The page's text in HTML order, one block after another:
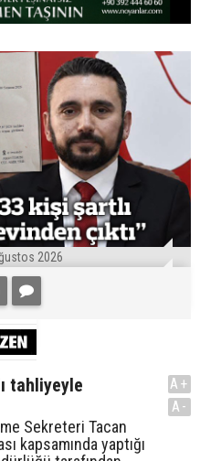
2026
tahliyeyle
Sekreteri Tacan
kapsamında yaptığı
A+
A-